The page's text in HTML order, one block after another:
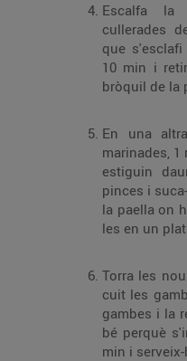
Escalfa la
cullerades de la
que
10 min i retira la paella del foc. Treu el
En una
marinades, 1 min
estiguin
pinces i suca-les un moment a la salsa de
la paella on has
les en un
Torra les
cuit les gambes. Afegeix-hi el
gambes i la resta
bé perquè
min i